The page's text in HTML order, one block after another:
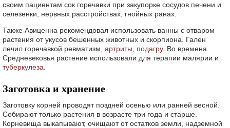
своим пациентам сок горечавки при закупорке сосудов печени и
селезенки, нервных расстройствах, гнойных ранах.
Также Авиценна рекомендовал использовать ванны с отваром
растения от укусов бешенных животных и скорпиона. Гален
лечил горечавкой ревматизм, артриты подагру. Во времена
Средневековья растение использовали для терапии малярии и
туберкулеза
Заготовка и хранение
Заготовку корней проводят поздней осенью или ранней весной.
Собирают только растения в возрасте три года и старше.
Корневища выкапывают, очищают от остатков земли, надземной